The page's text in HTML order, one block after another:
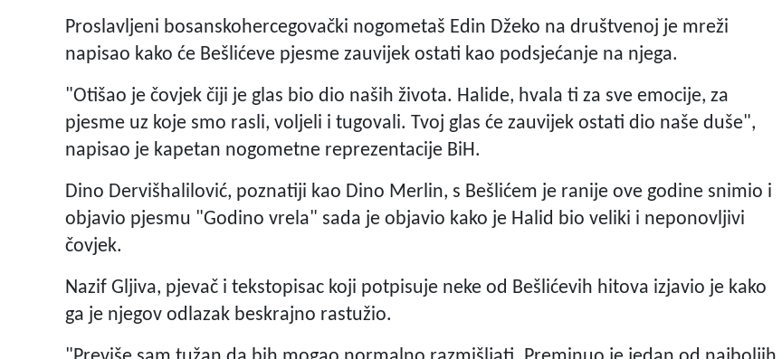
Proslavljeni bosanskohercegovački nogometaš Edin Džeko na društvenoj je mreži
napisao kako će Bešlićeve pjesme zauvijek ostati kao podsjećanje na njega.
"Otišao je čovjek čiji je glas bio dio naših života. Halide, hvala ti za sve emocije, za
pjesme uz koje smo rasli, voljeli i tugovali. Tvoj glas će zauvijek ostati dio naše duše",
napisao je kapetan nogometne reprezentacije BiH.
Dino Dervišhalilović, poznatiji kao Dino Merlin, s Bešlićem je ranije ove godine snimio i
objavio pjesmu "Godino vrela" sada je objavio kako je Halid bio veliki i neponovljivi
čovjek.
Nazif Gljiva, pjevač i tekstopisac koji potpisuje neke od Bešlićevih hitova izjavio je kako
ga je njegov odlazak beskrajno rastužio.